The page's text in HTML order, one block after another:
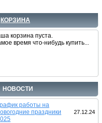
КОРЗИНА
корзина пуста.
время что-нибудь купить...
НОВОСТИ
работы на
праздники
27.12.24